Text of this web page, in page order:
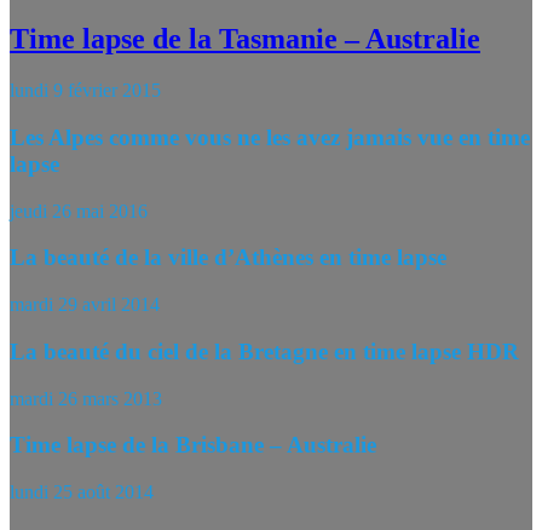
Time lapse de la Tasmanie – Australie
lundi 9 février 2015
Les Alpes comme vous ne les avez jamais vue en time
lapse
jeudi 26 mai 2016
La beauté de la ville d’Athènes en time lapse
mardi 29 avril 2014
La beauté du ciel de la Bretagne en time lapse HDR
mardi 26 mars 2013
Time lapse de la Brisbane – Australie
lundi 25 août 2014